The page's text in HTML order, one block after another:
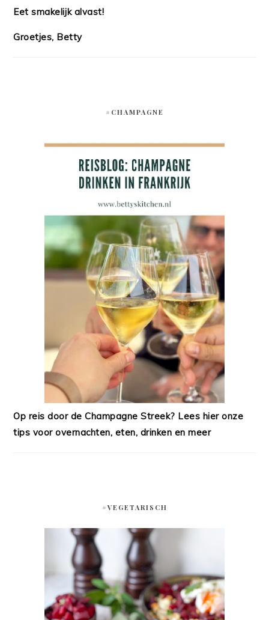
Eet smakelijk alvast!
Groetjes, Betty
#CHAMPAGNE
Op reis door de Champagne Streek? Lees hier onze
tips voor overnachten, eten, drinken en meer
#VEGETARISCH